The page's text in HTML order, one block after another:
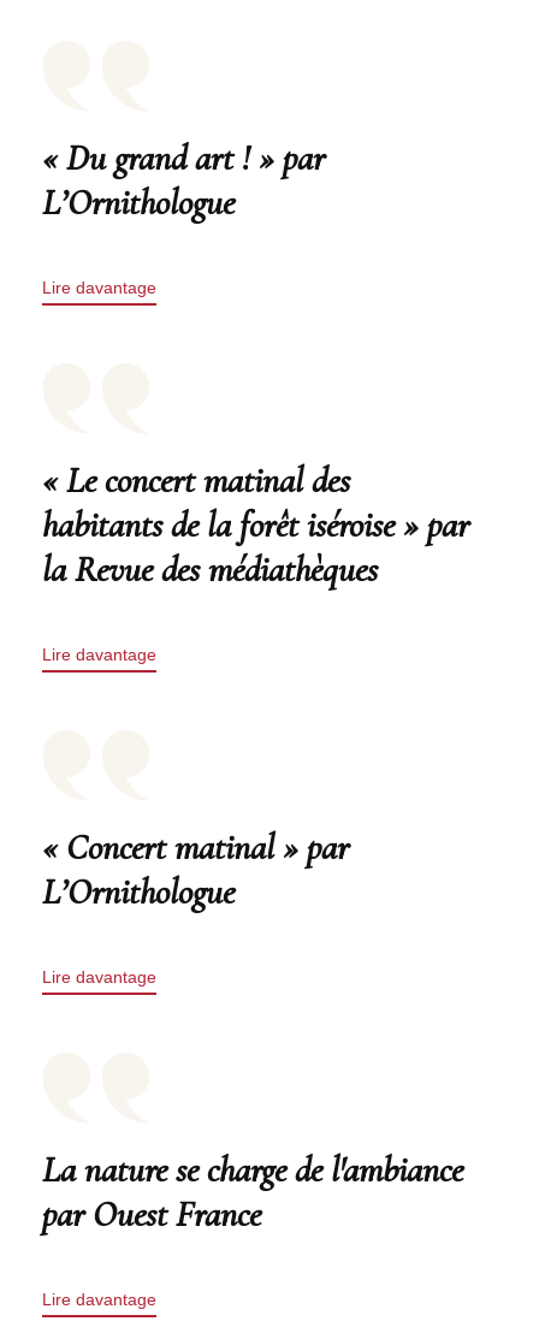
« Du grand art ! » par
L’Ornithologue
Lire davantage
« Le concert matinal des
habitants de la forêt iséroise » par
la Revue des médiathèques
Lire davantage
« Concert matinal » par
L’Ornithologue
Lire davantage
La nature se charge de l'ambiance
par Ouest France
Lire davantage